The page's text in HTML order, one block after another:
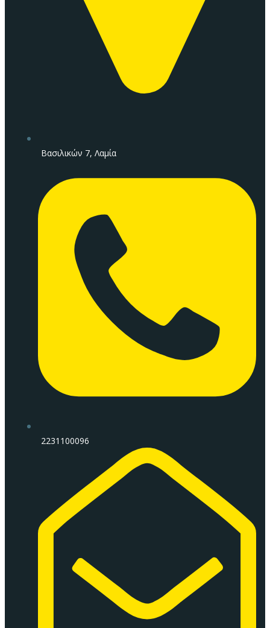
Βασιλικών 7, Λαμία
2231100096